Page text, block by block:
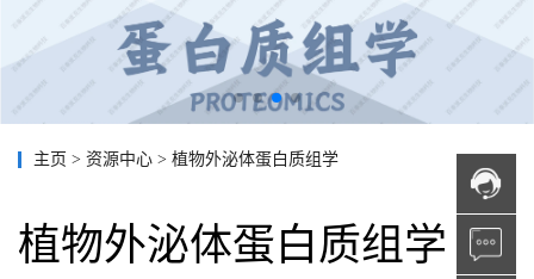
主页 > 资源中心 > 植物外泌体蛋白质组学
植物外泌体蛋白质组学